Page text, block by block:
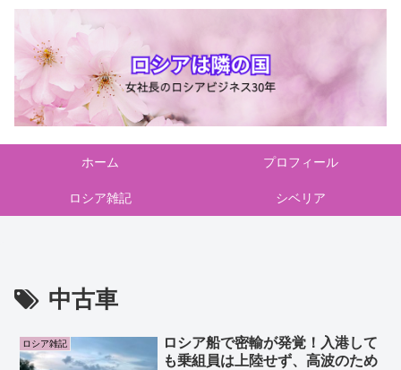
ホーム プロフィール
ロシア雑記 シベリア
中古車
ロシア雑記
ロシア船で密輸が発覚！入港して
も乗組員は上陸せず、高波のため